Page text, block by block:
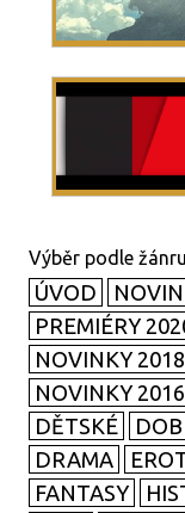
ÚVOD
PREMIÉRY
NOVINKY 2018
NOVINKY 2016
DĚTSKÉ
DRAMA
FANTASY